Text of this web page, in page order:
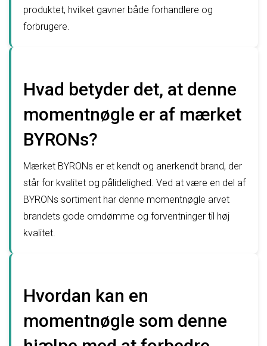
produktet, hvilket gavner både forhandlere og
forbrugere.
Hvad betyder det, at denne
momentnøgle er af mærket
BYRONs?
Mærket BYRONs er et kendt og anerkendt brand, der
står for kvalitet og pålidelighed. Ved at være en del af
BYRONs sortiment har denne momentnøgle arvet
brandets gode omdømme og forventninger til høj
kvalitet.
Hvordan kan en
momentnøgle som denne